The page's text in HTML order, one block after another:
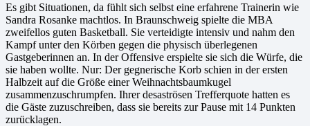
Es gibt Situationen, da fühlt sich selbst eine erfahrene Trainerin wie
Sandra Rosanke machtlos. In Braunschweig spielte die MBA
zweifellos guten Basketball. Sie verteidigte intensiv und nahm den
Kampf unter den Körben gegen die physisch überlegenen
Gastgeberinnen an. In der Offensive erspielte sie sich die Würfe, die
sie haben wollte. Nur: Der gegnerische Korb schien in der ersten
Halbzeit auf die Größe einer Weihnachtsbaumkugel
zusammenzuschrumpfen. Ihrer desaströsen Trefferquote hatten es
die Gäste zuzuschreiben, dass sie bereits zur Pause mit 14 Punkten
zurücklagen.